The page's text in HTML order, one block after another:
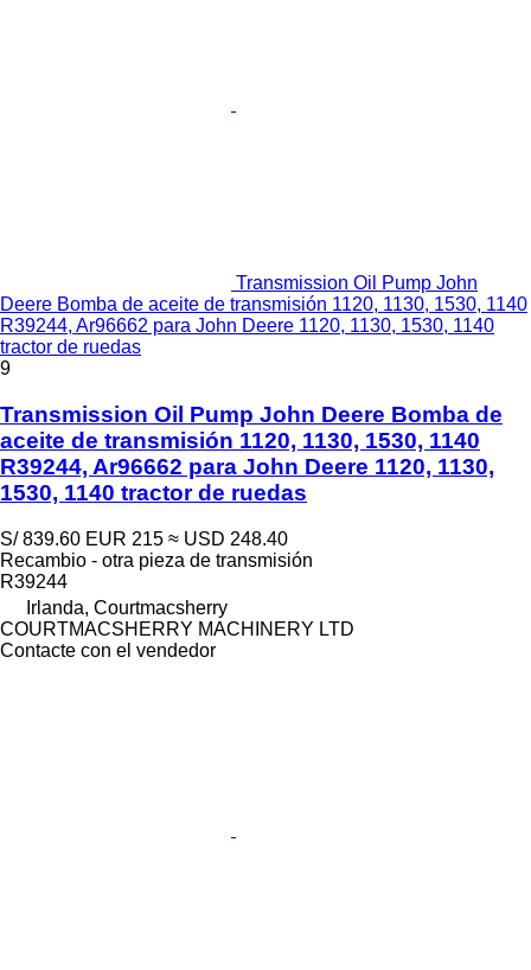
Transmission Oil Pump John
Deere Bomba de aceite de transmisión 1120, 1130, 1530, 1140
R39244, Ar96662 para John Deere 1120, 1130, 1530, 1140
tractor de ruedas
9
Transmission Oil Pump John Deere Bomba de
aceite de transmisión 1120, 1130, 1530, 1140
R39244, Ar96662 para John Deere 1120, 1130,
1530, 1140 tractor de ruedas
S/ 839.60 EUR 215 ≈ USD 248.40
Recambio - otra pieza de transmisión
R39244
Irlanda, Courtmacsherry
COURTMACSHERRY MACHINERY LTD
Contacte con el vendedor